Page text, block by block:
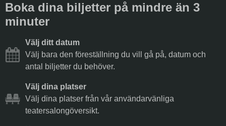
Boka dina biljetter på mindre än 3
minuter
Välj ditt datum
Välj bara den föreställning du vill gå på, datum och
antal biljetter du behöver.
Välj dina platser
Välj dina platser från vår användarvänliga
teatersalongöversikt.